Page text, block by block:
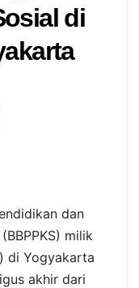
di
dan
milik
di Yogyakarta
akhir dari